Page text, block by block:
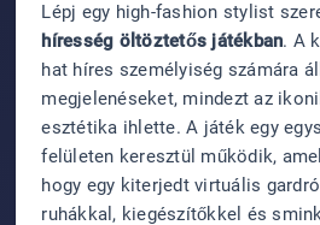
Lépj egy high-fashion stylist
híresség öltöztetős játékban. A
hat híres személyiség számára
megjelenéseket, mindezt az
esztétika ihlette. A játék egy
felületen keresztül működik,
hogy egy kiterjedt virtuális
ruhákkal, kiegészítőkkel és